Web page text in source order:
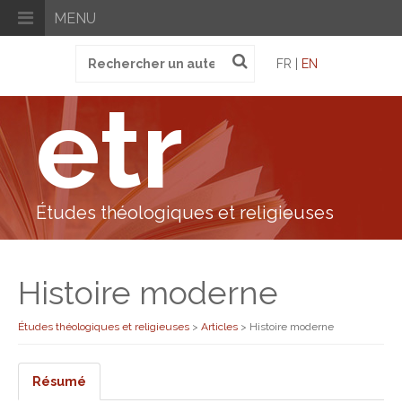
MENU
pour
FR | EN
etr
Études théologiques et religieuses
Histoire moderne
Études théologiques et religieuses > Articles > Histoire moderne
Résumé